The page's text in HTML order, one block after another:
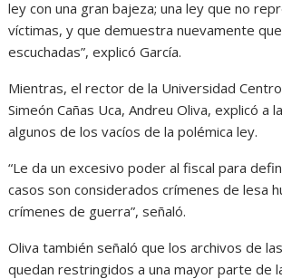
ley con una gran bajeza; una ley que no
víctimas, y que demuestra nuevamente
escuchadas”, explicó García.
Mientras, el rector de la Universidad
Simeón Cañas Uca, Andreu Oliva, explicó a la
algunos de los vacíos de la polémica ley.
“Le da un excesivo poder al fiscal para
casos son considerados crímenes de lesa
crímenes de guerra”, señaló.
Oliva también señaló que los archivos de
quedan restringidos a una mayor parte de